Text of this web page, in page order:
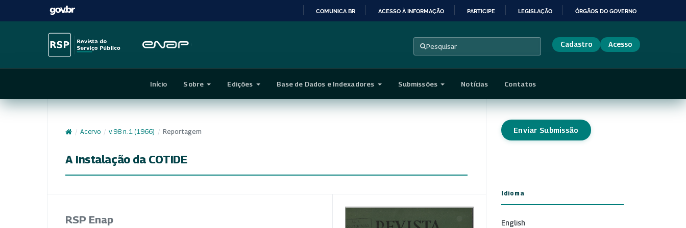
CONTEÚDO
COMUNICA BR ACESSO À INFORMAÇÃO PARTICIPE LEGISLAÇÃO ÓRGÃOS DO GOVERNO
Pesquisar Cadastro Acesso
Início Sobre Edições Base de Dados e Indexadores Submissões Notícias Contatos
/ Acervo / v. 98 n. 1 (1966) / Reportagem
A Instalação da COTIDE
RSP Enap
Enviar Submissão
Idioma
English